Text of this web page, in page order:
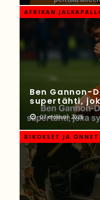
AFRIKAN
Ben Gannon-
supertähti,
07 elokuun 2026
RIKOKSET JA